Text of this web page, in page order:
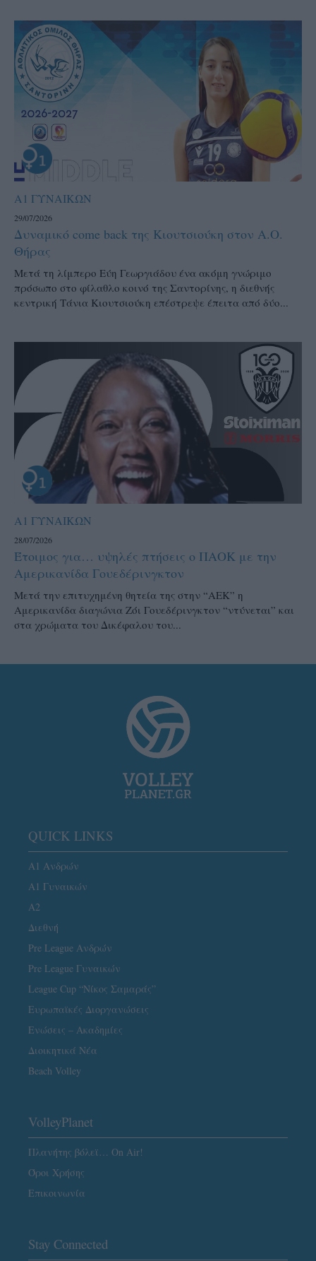
Α1 ΓΥΝΑΙΚΩΝ
29/07/2026
Δυναμικό come back της Κιουτσιούκη στον Α.Ο.
Θήρας
Μετά τη λίμπερο Εύη Γεωργιάδου ένα ακόμη γνώριμο
πρόσωπο στο φίλαθλο κοινό της Σαντορίνης, η διεθνής
κεντρική Τάνια Κιουτσιούκη επέστρεψε έπειτα από δύο...
Α1 ΓΥΝΑΙΚΩΝ
28/07/2026
Έτοιμος για… υψηλές πτήσεις ο ΠΑΟΚ με την
Αμερικανίδα Γουεδέρινγκτον
Μετά την επιτυχημένη θητεία της στην “ΑΕΚ” η
Αμερικανίδα διαγώνια Ζόι Γουεδέρινγκτον “ντύνεται” και
στα χρώματα του Δικέφαλου του...
QUICK LINKS
Α1 Ανδρών
Α1 Γυναικών
A2
Διεθνή
Pre League Ανδρών
Pre League Γυναικών
League Cup “Νίκος Σαμαράς”
Ευρωπαϊκές Διοργανώσεις
Ενώσεις – Ακαδημίες
Διοικητικά Νέα
Beach Volley
VolleyPlanet
Πλανήτης βόλεϊ… On Air!
Όροι Χρήσης
Επικοινωνία
Stay Connected